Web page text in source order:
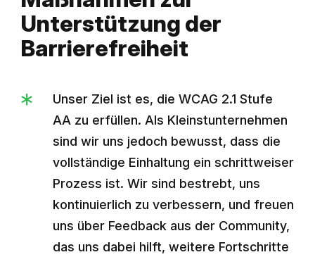
Unterstützung der
Barrierefreiheit
Unser Ziel ist es, die WCAG 2.1 Stufe
AA zu erfüllen. Als Kleinstunternehmen
sind wir uns jedoch bewusst, dass die
vollständige Einhaltung ein schrittweiser
Prozess ist. Wir sind bestrebt, uns
kontinuierlich zu verbessern, und freuen
uns über Feedback aus der Community,
das uns dabei hilft, weitere Fortschritte